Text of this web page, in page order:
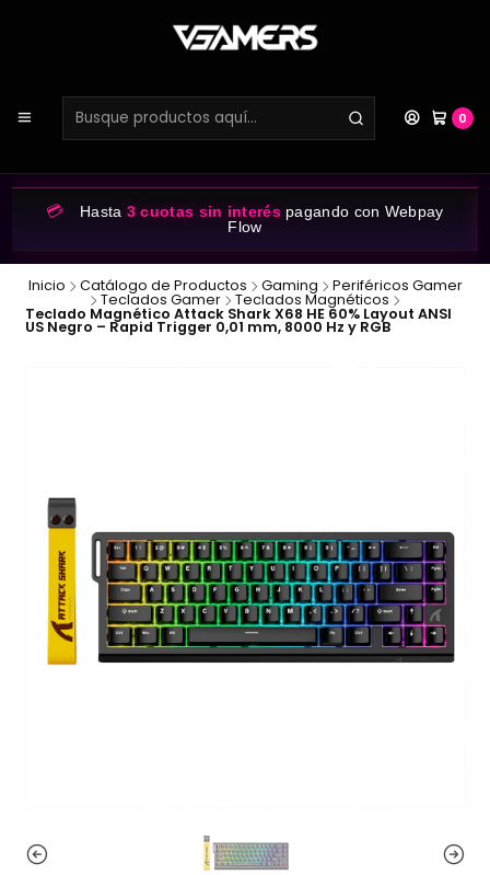
0
💳 Hasta 3 cuotas sin interéspagando con Webpay
Flow
Inicio Catálogo de Productos Gaming Periféricos Gamer
Teclados Gamer Teclados Magnéticos
Teclado Magnético Attack Shark X68 HE 60% Layout ANSI
US Negro – Rapid Trigger 0,01 mm, 8000 Hz y RGB